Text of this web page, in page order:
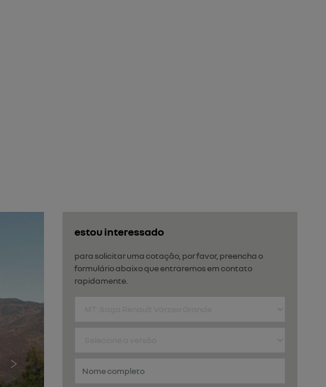
estou interessado
para solicitar uma cotação, por favor, preencha o
formulário abaixo que entraremos em contato
rapidamente.
Próximo